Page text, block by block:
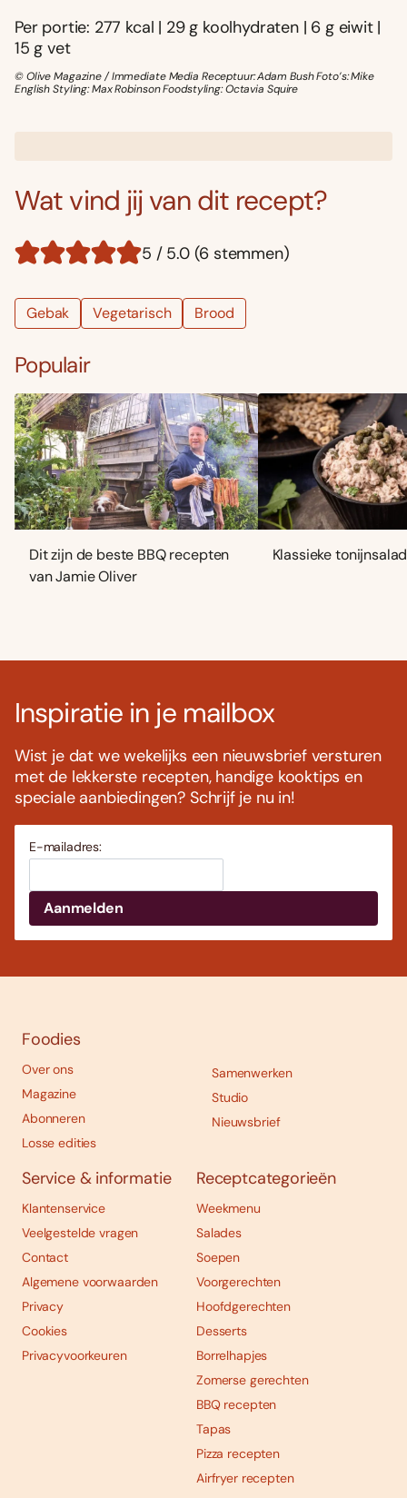
Per portie: 277 kcal | 29 g koolhydraten | 6 g eiwit |
15 g vet
© Olive Magazine / Immediate Media Receptuur: Adam Bush Foto’s: Mike
English Styling: Max Robinson Foodstyling: Octavia Squire
Wat vind jij van dit recept?
5 / 5.0 (6 stemmen)
Gebak Vegetarisch Brood
Populair
Dit zijn de beste BBQ recepten
van Jamie Oliver
Klassieke
Inspiratie in je mailbox
Wist je dat we wekelijks een nieuwsbrief versturen
met de lekkerste recepten, handige kooktips en
speciale aanbiedingen? Schrijf je nu in!
E-mailadres:
Foodies
Over ons
Magazine
Abonneren
Losse edities
Samenwerken
Studio
Nieuwsbrief
Service & informatie
Klantenservice
Veelgestelde vragen
Contact
Algemene voorwaarden
Privacy
Cookies
Privacyvoorkeuren
Receptcategorieën
Weekmenu
Salades
Soepen
Voorgerechten
Hoofdgerechten
Desserts
Borrelhapjes
Zomerse gerechten
BBQ recepten
Tapas
Pizza recepten
Airfryer recepten